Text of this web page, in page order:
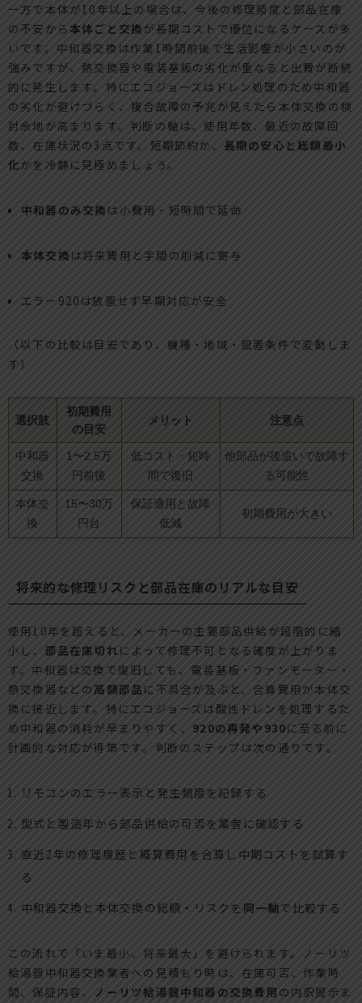
一方で本体が10年以上の場合は、今後の修理頻度と部品在庫
の不安から 本体ごと交換が長期コストで優位になるケースが多
いです。中和器交換は作業1時間前後で生活影響が小さいのが
強みですが、熱交換器や電装基板の劣化が重なると出費が断続
的に発生します。特にエコジョーズはドレン処理のため中和器
の劣化が避けづらく、複合故障の予兆が見えたら本体交換の検
討余地が高まります。判断の軸は、使用年数、最近の故障回
数、在庫状況の3点です。短期節約か、 長期の安心と総額最小
化 かを冷静に見極めましょう。
中和器のみ交換 は小費用・短時間で延命
本体交換 は将来費用と手間の削減に寄与
エラー920は放置せず早期対応が安全
（以下の比較は目安であり、機種・地域・設置条件で変動しま
す）
選択肢
初期費用
の目安
メリット 注意点
中和器
交換
1〜2.5万
円前後
低コスト・短時
間で復旧
他部品が後追いで故障す
る可能性
本体交
換
15〜30万
円台
保証適用と故障
低減
初期費用が大きい
将来的な修理リスクと部品在庫のリアルな目安
使用10年を超えると、メーカーの主要部品供給が段階的に縮
小し、 部品在庫切れ によって修理不可となる確度が上がりま
す。中和器は交換で復旧しても、電装基板・ファンモーター・
熱交換器などの 高額部品 に不具合が及ぶと、合算費用が本体交
換に接近します。特にエコジョーズは酸性ドレンを処理するた
め中和器の消耗が早まりやすく、 920の再発や930に至る前に
計画的な対応が得策です。判断のステップは次の通りです。
リモコンのエラー表示と発生頻度を記録する
型式と製造年から部品供給の可否を業者に確認する
直近2年の修理履歴と概算費用を合算し中期コストを試算す
る
中和器交換と本体交換の総額・リスクを 同一軸で比較する
この流れで「いま最小、将来最大」を避けられます。ノーリツ
給湯器中和器交換業者への見積もり時は、在庫可否、作業時
間、保証内容、
ノーリツ給湯器中和器の交換費用 の内訳提示ま